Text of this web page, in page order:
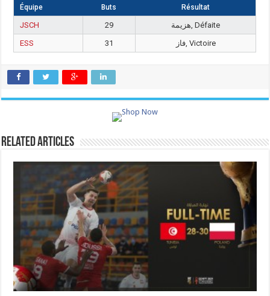
Équipe Buts Résultat
JSCH 29
هزيمة, Défaite
ESS
31 فاز, Victoire
Related Articles